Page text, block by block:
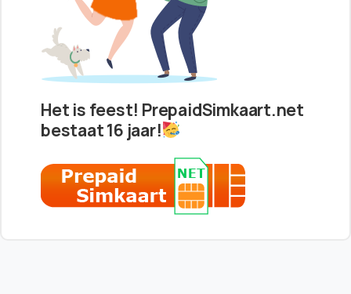
Het is feest! PrepaidSimkaart.net
bestaat 16 jaar!